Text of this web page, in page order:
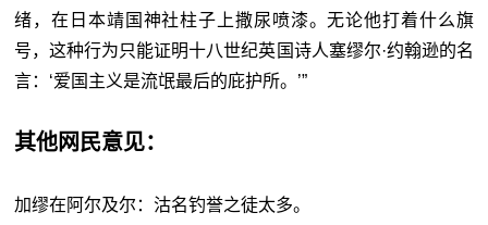
绪，在日本靖国神社柱子上撒尿喷漆。无论他打着什么旗
号，这种行为只能证明十八世纪英国诗人塞缪尔·约翰逊的名
言：‘爱国主义是流氓最后的庇护所。’”
其他网民意见：
加缪在阿尔及尔：沽名钓誉之徒太多。